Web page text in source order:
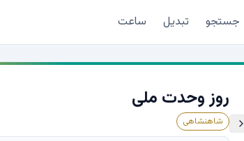
جستجو تبدیل ساعت
روز وحدت ملی
شاهنشاهی